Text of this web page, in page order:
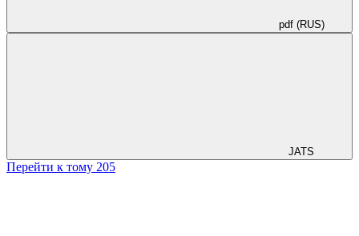
pdf (RUS)
JATS
Перейти к тому 205